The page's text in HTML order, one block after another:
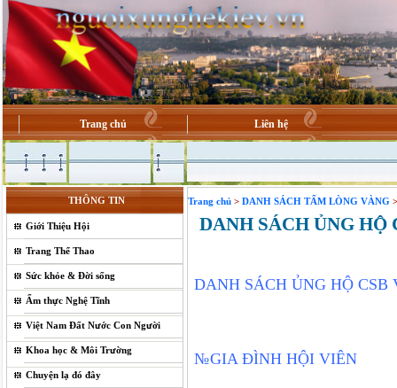
Trang chủ Liên hệ
THÔNG TIN
Giới Thiệu Hội
Trang Thể Thao
Sức khỏe & Đời sống
Ẩm thực Nghệ Tĩnh
Việt Nam Đất Nước Con Người
Khoa học & Môi Trường
Chuyện lạ đó đây
Trang chủ > DANH SÁCH TẤM LÒNG VÀNG >
DANH SÁCH ỦNG
DANH SÁCH ỦNG HỘ
№GIA ĐÌNH HỘI VIÊN